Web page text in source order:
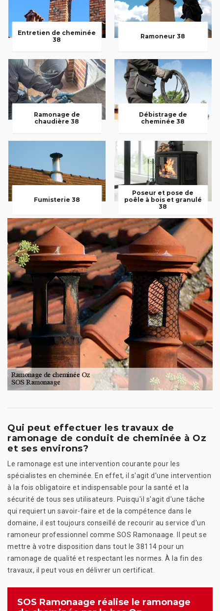
Entretien de cheminée
38
Ramoneur 38
Ramonage de
chaudière 38
Débistrage de
cheminée 38
Fumisterie 38
Poseur et pose de
poêle à bois et granulé
38
Qui peut effectuer les travaux de
ramonage de conduit de cheminée à Oz
et ses environs?
Le ramonage est une intervention courante pour les
spécialistes en cheminée. En effet, il s'agit d'une intervention
à la fois obligatoire et indispensable pour la santé et la
sécurité de tous ses utilisateurs. Puisqu'il s'agit d'une tâche
qui requiert un savoir-faire et de la compétence dans le
domaine, il est toujours conseillé de recourir au service d'un
ramoneur professionnel comme SOS Ramonaage. Il peut se
mettre à votre disposition dans tout le 38114 pour un
ramonage de qualité et respectant les normes. À la fin des
travaux, il peut vous en délivrer un certificat.
SOS Ramonaage réalise le ramonage